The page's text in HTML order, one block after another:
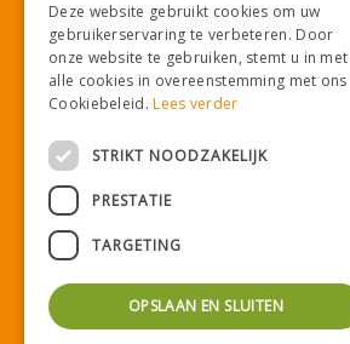
Download onze App!
Deze website gebruikt cookies om uw
gebruikerservaring te verbeteren. Door
onze website te gebruiken, stemt u in met
alle cookies in overeenstemming met ons
Cookiebeleid.Lees verder
STRIKT NOODZAKELIJK
PRESTATIE
TARGETING
OPSLAAN EN SLUITEN